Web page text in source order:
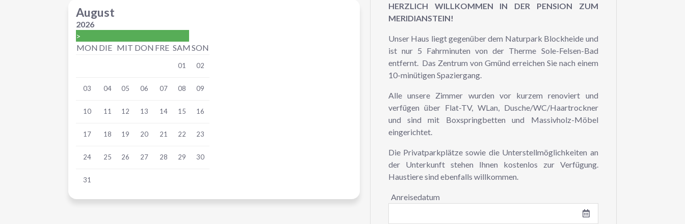
August
2026
>
MON DIE MIT DON FRE SAM SON
01 02
03 04 05 06 07 08 09
10 11 12 13 14 15 16
17 18 19 20 21 22 23
24 25 26 27 28 29 30
31
HERZLICH WILLKOMMEN IN DER PENSION ZUM
MERIDIANSTEIN!
Unser Haus liegt gegenüber dem Naturpark Blockheide und
ist nur 5 Fahrminuten von der Therme Sole-Felsen-Bad
entfernt. Das Zentrum von Gmünd erreichen Sie nach einem
10-minütigen Spaziergang.
Alle unsere Zimmer wurden vor kurzem renoviert und
verfügen über Flat-TV, WLan, Dusche/WC/Haartrockner
und sind mit Boxspringbetten und Massivholz-Möbel
eingerichtet.
Die Privatparkplätze sowie die Unterstellmöglichkeiten an
der Unterkunft stehen Ihnen kostenlos zur Verfügung.
Haustiere sind ebenfalls willkommen.
Anreisedatum